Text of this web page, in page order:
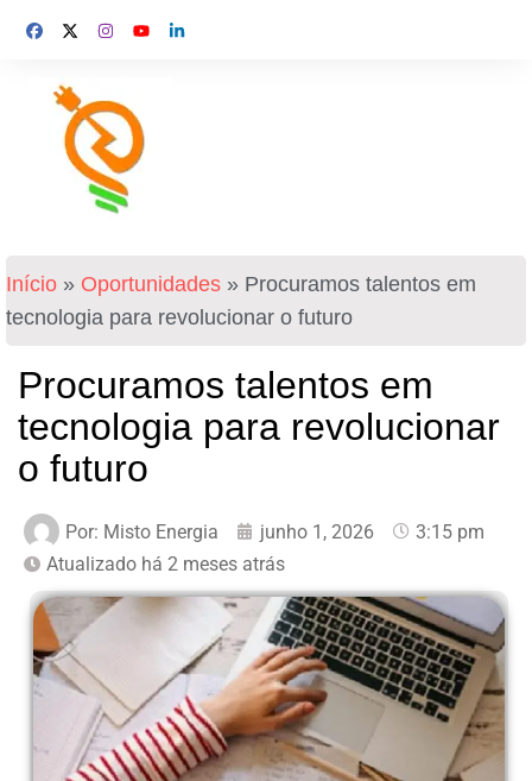
Início » Oportunidades » Procuramos talentos em
tecnologia para revolucionar o futuro
Procuramos talentos em
tecnologia para revolucionar
o futuro
Por: Misto Energia junho 1, 2026
3:15 pm
Atualizado há 2 meses atrás